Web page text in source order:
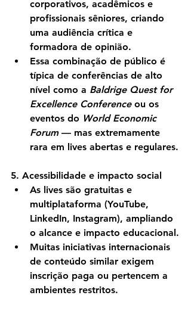
corporativos, acadêmicos e
profissionais sêniores, criando
uma audiência crítica e
formadora de opinião.
Essa combinação de público é
típica de conferências de alto
nível como a Baldrige Quest for
Excellence Conference ou os
eventos do World Economic
Forum — mas extremamente
rara em lives abertas e regulares.
5. Acessibilidade e impacto social
As lives são gratuitas e
multiplataforma (YouTube,
LinkedIn, Instagram), ampliando
o alcance e impacto educacional.
Muitas iniciativas internacionais
de conteúdo similar exigem
inscrição paga ou pertencem a
ambientes restritos.